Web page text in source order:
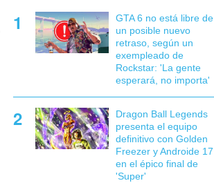
GTA 6 no está libre de
un posible nuevo
retraso, según un
exempleado de
Rockstar: 'La gente
esperará, no importa'
Dragon Ball Legends
presenta el equipo
definitivo con Golden
Freezer y Androide 17
en el épico final de
'Super'